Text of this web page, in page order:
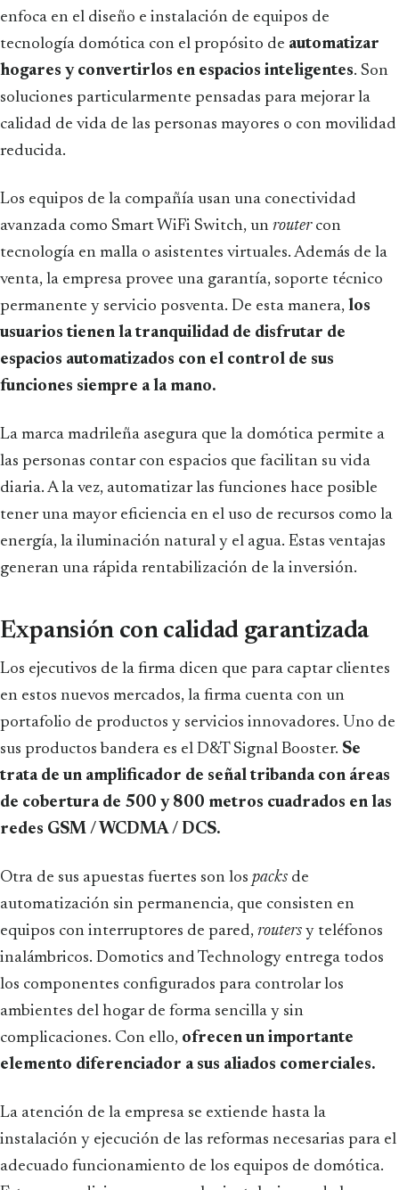
enfoca en el diseño e instalación de equipos de
tecnología domótica con el propósito de automatizar
hogares y convertirlos en espacios inteligentes. Son
soluciones particularmente pensadas para mejorar la
calidad de vida de las personas mayores o con movilidad
reducida.
Los equipos de la compañía usan una conectividad
avanzada como Smart WiFi Switch, un routercon
tecnología en malla o asistentes virtuales. Además de la
venta, la empresa provee una garantía, soporte técnico
permanente y servicio posventa. De esta manera, los
usuarios tienen la tranquilidad de disfrutar de
espacios automatizados con el control de sus
funciones siempre a la mano.
La marca madrileña asegura que la domótica permite a
las personas contar con espacios que facilitan su vida
diaria. A la vez, automatizar las funciones hace posible
tener una mayor eficiencia en el uso de recursos como la
energía, la iluminación natural y el agua. Estas ventajas
generan una rápida rentabilización de la inversión.
Expansión con calidad garantizada
Los ejecutivos de la firma dicen que para captar clientes
en estos nuevos mercados, la firma cuenta con un
portafolio de productos y servicios innovadores. Uno de
sus productos bandera es el D&T Signal Booster. Se
trata de un amplificador de señal tribanda con áreas
de cobertura de 500 y 800 metros cuadrados en las
redes GSM / WCDMA / DCS.
Otra de sus apuestas fuertes son los packs de
automatización sin permanencia, que consisten en
equipos con interruptores de pared, routers y teléfonos
inalámbricos. Domotics and Technology entrega todos
los componentes configurados para controlar los
ambientes del hogar de forma sencilla y sin
complicaciones. Con ello, ofrecen un importante
elemento diferenciador a sus aliados comerciales.
La atención de la empresa se extiende hasta la
instalación y ejecución de las reformas necesarias para el
adecuado funcionamiento de los equipos de domótica.